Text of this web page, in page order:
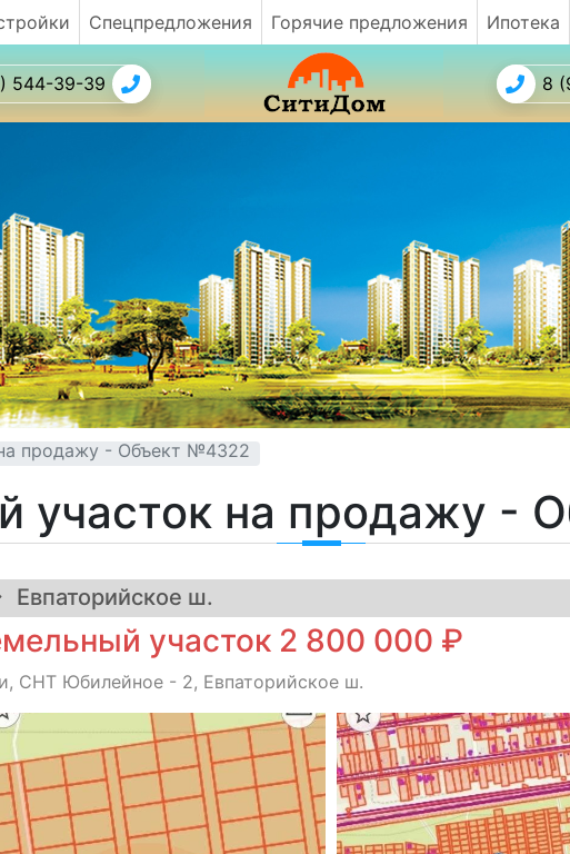
Спецпредложения Горячие предложения Ипотека
544-39-39 8
продажу - Объект №4322
участок на продажу -
Евпаторийское ш.
участок 2 800 000 ₽
СНТ Юбилейное - 2, Евпаторийское ш.